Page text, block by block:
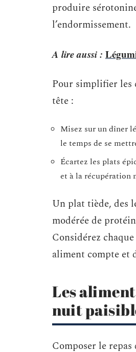
produire
l’endormissement.
A lire aussi :
Pour simplifier les
tête :
Misez sur un dîner
le temps de se
Écartez les plats
et à la récupération
Un plat tiède, des
modérée de
Considérez
aliment compte et
Les
nuit
Composer le